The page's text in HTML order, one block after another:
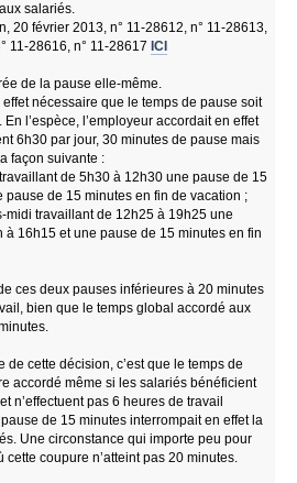
salariés.
20 février 2013, n° 11-28612, n° 11-28613,
11-28616, n° 11-28617 ICI
de la pause elle-même.
nécessaire que le temps de pause soit
l’espèce, l’employeur accordait en effet
6h30 par jour, 30 minutes de pause mais
façon suivante :
de 5h30 à 12h30 une pause de 15
pause de 15 minutes en fin de vacation ;
midi travaillant de 12h25 à 19h25 une
16h15 et une pause de 15 minutes en fin
ces deux pauses inférieures à 20 minutes
bien que le temps global accordé aux
de cette décision, c’est que le temps de
accordé même si les salariés bénéficient
n’effectuent pas 6 heures de travail
pause de 15 minutes interrompait en effet la
Une circonstance qui importe peu pour
cette coupure n’atteint pas 20 minutes.